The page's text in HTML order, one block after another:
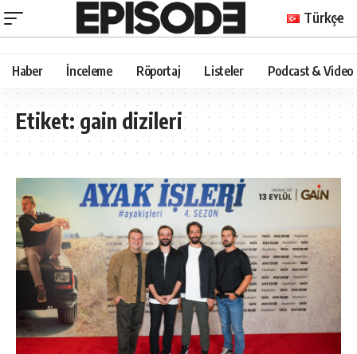
Türkçe
Haber İnceleme Röportaj Listeler Podcast & Video
Etiket:gain dizileri